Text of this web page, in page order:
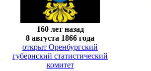
160 лет назад
8 августа 1866 года
открыт Оренбургский
губернский статистический
комитет